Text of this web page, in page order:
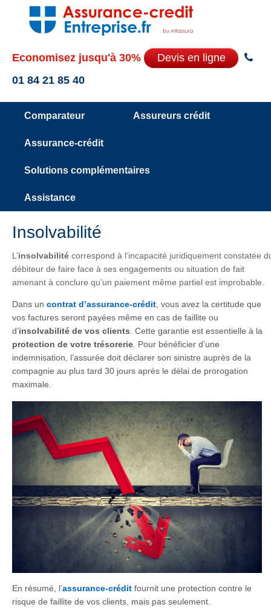
Economisez jusqu'à 30%
Devis en ligne
01 84 21 85 40
Comparateur Assureurs crédit
Assurance-crédit
Solutions complémentaires
Assistance
Insolvabilité
L’insolvabilité correspond à l’incapacité juridiquement constatée
débiteur de faire face à ses engagements ou situation de fait
amenant à conclure qu’un paiement même partiel est improbable.
Dans un contrat d’assurance-crédit , vous avez la certitude que
vos factures seront payées même en cas de faillite ou
d’insolvabilité de vos clients . Cette garantie est essentielle à la
protection de votre trésorerie . Pour bénéficier d’une
indemnisation, l’assurée doit déclarer son sinistre auprès de la
compagnie au plus tard 30 jours après le délai de prorogation
maximale.
En résumé, l’assurance-crédit fournit une protection contre le
risque de faillite de vos clients, mais pas seulement.